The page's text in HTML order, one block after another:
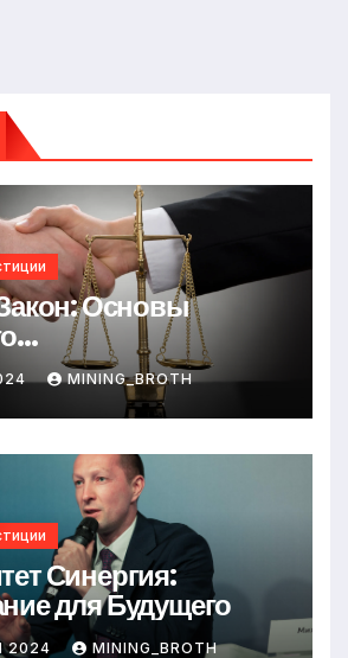
Основы
MINING_BROTH
Синергия:
для Будущего
2024 MINING_BROTH